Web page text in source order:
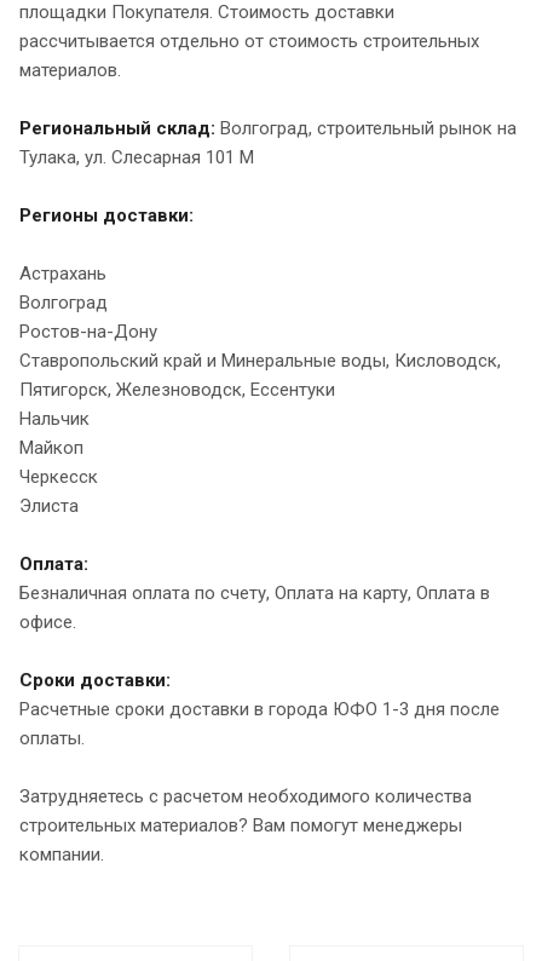
площадки Покупателя. Стоимость доставки
рассчитывается отдельно от стоимость строительных
материалов.
Региональный склад: Волгоград, строительный рынок на
Тулака, ул. Слесарная 101 М
Регионы доставки:
Астрахань
Волгоград
Ростов-на-Дону
Ставропольский край и Минеральные воды, Кисловодск,
Пятигорск, Железноводск, Ессентуки
Нальчик
Майкоп
Черкесск
Элиста
Оплата:
Безналичная оплата по счету, Оплата на карту, Оплата в
офисе.
Сроки доставки:
Расчетные сроки доставки в города ЮФО 1-3 дня после
оплаты.
Затрудняетесь с расчетом необходимого количества
строительных материалов? Вам помогут менеджеры
компании.